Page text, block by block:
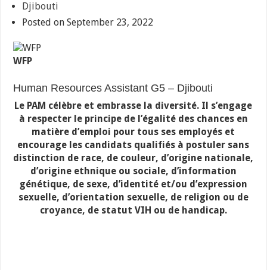
Djibouti
Posted on September 23, 2022
WFP
Human Resources Assistant G5 – Djibouti
Le PAM célèbre et embrasse la diversité. Il s’engage
à respecter le principe de l’égalité des chances en
matière d’emploi pour tous ses employés et
encourage les candidats qualifiés à postuler sans
distinction de race, de couleur, d’origine nationale,
d’origine ethnique ou sociale, d’information
génétique, de sexe, d’identité et/ou d’expression
sexuelle, d’orientation sexuelle, de religion ou de
croyance, de statut VIH ou de handicap.